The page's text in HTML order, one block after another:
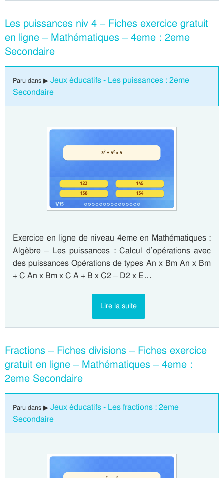
Les puissances niv 4 – Fiches exercice gratuit
en ligne – Mathématiques – 4eme : 2eme
Secondaire
Paru dans ▶ Jeux éducatifs - Les puissances : 2eme
Secondaire
Exercice en ligne de niveau 4eme en Mathématiques :
Algèbre – Les puissances : Calcul d’opérations avec
des puissances Opérations de types An x Bm An x Bm
+ C An x Bm x C A + B x C2 – D2 x E…
Lire la suite
Fractions – Fiches divisions – Fiches exercice
gratuit en ligne – Mathématiques – 4eme :
2eme Secondaire
Paru dans ▶ Jeux éducatifs - Les fractions : 2eme
Secondaire